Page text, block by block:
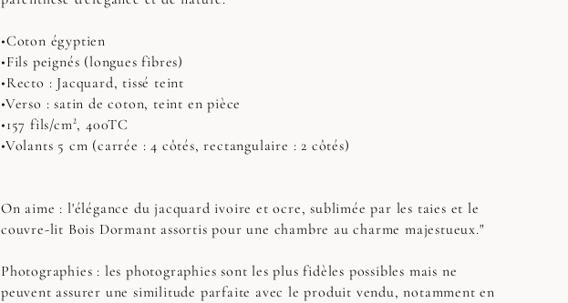
•Coton égyptien
•Fils peignés (longues fibres)
•Recto : Jacquard, tissé teint
•Verso : satin de coton, teint en pièce
•157 fils/cm², 400TC
•Volants 5 cm (carrée : 4 côtés, rectangulaire : 2 côtés)
On aime : l'élégance du jacquard ivoire et ocre, sublimée par les taies et le
couvre-lit Bois Dormant assortis pour une chambre au charme majestueux."
Photographies : les photographies sont les plus fidèles possibles mais ne
peuvent assurer une similitude parfaite avec le produit vendu, notamment en